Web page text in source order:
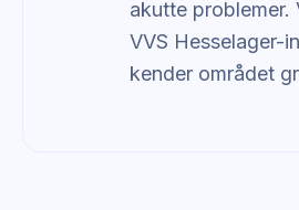
akutte problemer.
VVS Hesselager-
kender området